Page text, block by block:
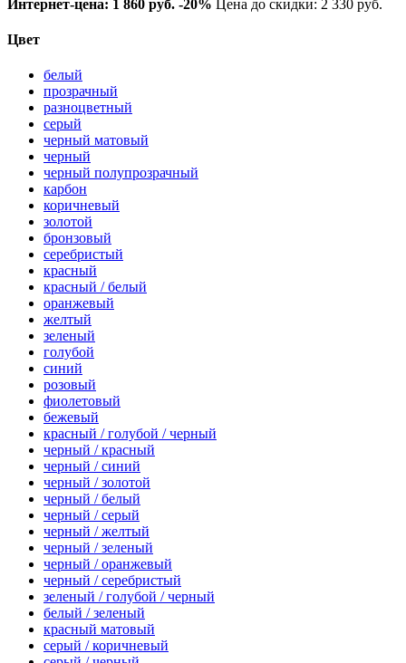
Интернет-цена: 1 860 руб. -20% Цена до скидки: 2 330 руб.
Цвет
белый
прозрачный
разноцветный
серый
черный матовый
черный
черный полупрозрачный
карбон
коричневый
золотой
бронзовый
серебристый
красный
красный / белый
оранжевый
желтый
зеленый
голубой
синий
розовый
фиолетовый
бежевый
красный / голубой / черный
черный / красный
черный / синий
черный / золотой
черный / белый
черный / серый
черный / желтый
черный / зеленый
черный / оранжевый
черный / серебристый
зеленый / голубой / черный
белый / зеленый
красный матовый
серый / коричневый